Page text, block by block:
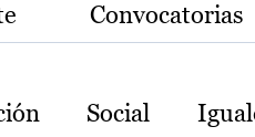
Convocatorias
Social